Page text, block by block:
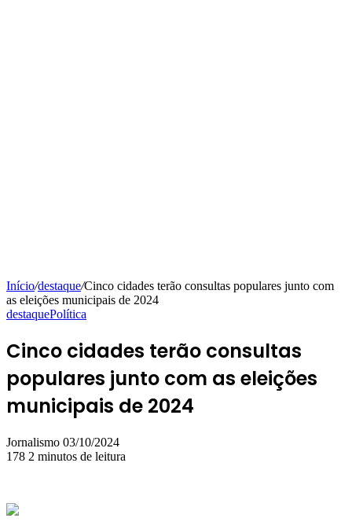
Início/destaque/Cinco cidades terão consultas populares junto com
as eleições municipais de 2024
destaquePolítica
Cinco cidades terão consultas
populares junto com as eleições
municipais de 2024
Jornalismo Mande
um
03/10/2024
178 2 minutos de leitura